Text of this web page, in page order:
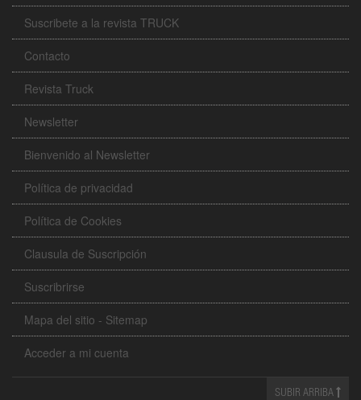
Suscribete a la revista TRUCK
Contacto
Revista Truck
Newsletter
Bienvenido al Newsletter
Política de privacidad
Política de Cookies
Clausula de Suscripción
Suscribrirse
Mapa del sitio - Sitemap
Acceder a mi cuenta
SUBIR ARRIBA